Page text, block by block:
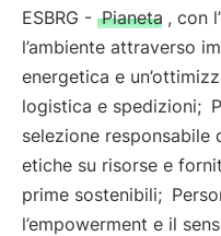
ESBRG - Pianeta , con
l’ambiente attraverso
energetica e
logistica e spedizioni;
selezione
etiche su risorse e
prime sostenibili;
l’empowerment e il